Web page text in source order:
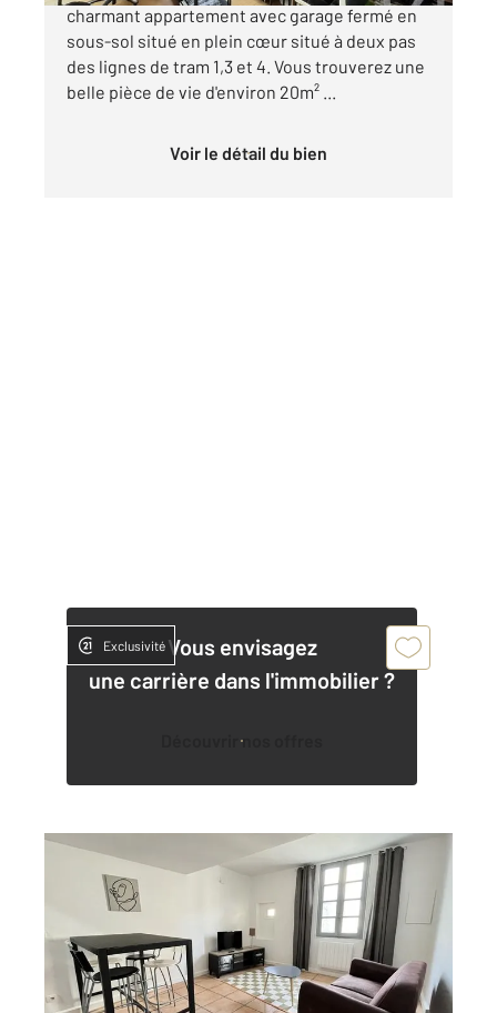
charmant appartement avec garage fermé en
sous-sol situé en plein cœur situé à deux pas
des lignes de tram 1,3 et 4. Vous trouverez une
belle pièce de vie d'environ 20m² ...
Voir le détail du bien
Vous envisagez
une carrière dans l'immobilier ?
Découvrir nos offres
Exclusivité
MONTPELLIER 34
2, 3 pièces
Ref : 54828
Appartement F3 à vendre
216 000 €